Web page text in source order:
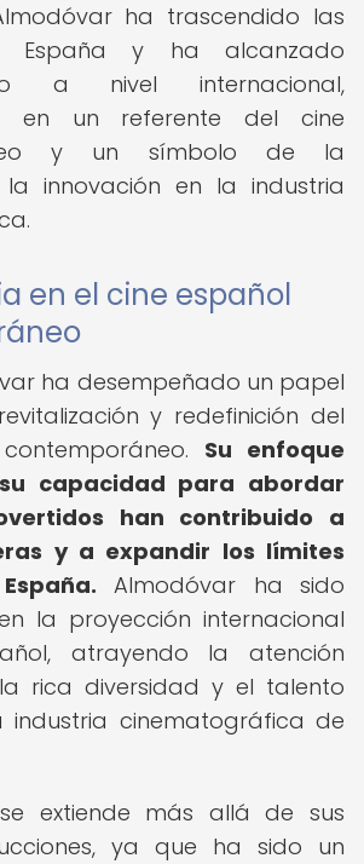
ha trascendido las
España y ha alcanzado
a nivel internacional,
en un referente del cine
y un símbolo de la
innovación en la industria
en el cine español
ha desempeñado un papel
y redefinición del
Su enfoque
capacidad para abordar
han contribuido a
y a expandir los límites
Almodóvar ha sido
la proyección internacional
atrayendo la atención
rica diversidad y el talento
cinematográfica de
extiende más allá de sus
ya que ha sido un